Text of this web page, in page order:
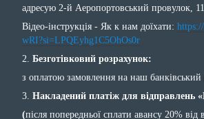
адресую 2-й Аеропортовський провулок, 11
Відео-інструкція - Як к нам доїхати:
wRI?si=LPQEyhg1C5OhOs0r
2. Безготівковий розрахунок:
з оплатою замовлення на наш
3. Накладений платіж для
(після попередньої сплати авансу 20% від